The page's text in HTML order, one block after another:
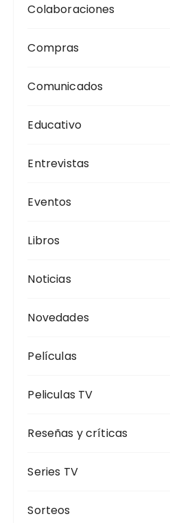
Colaboraciones
Compras
Comunicados
Educativo
Entrevistas
Eventos
Libros
Noticias
Novedades
Películas
Peliculas TV
Reseñas y críticas
Series TV
Sorteos